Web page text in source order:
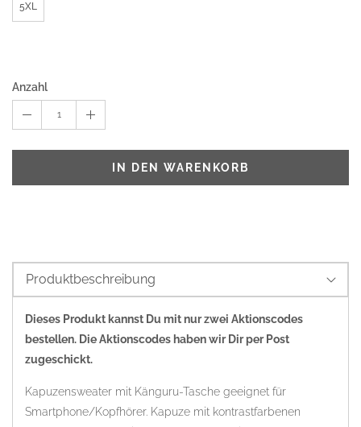
5XL
Anzahl
1
IN DEN WARENKORB
Produktbeschreibung
Dieses Produkt kannst Du mit nur zwei Aktionscodes
bestellen. Die Aktionscodes haben wir Dir per Post
zugeschickt.
Kapuzensweater mit Känguru-Tasche geeignet für
Smartphone/Kopfhörer. Kapuze mit kontrastfarbenen